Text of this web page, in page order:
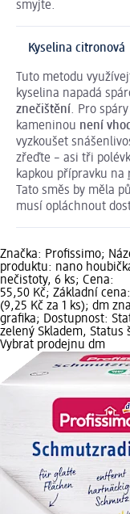
smyjte.
Kyselina citronová
Tuto metodu
kyselina napadá
znečištění. Pro
kameninou není
vyzkoušet
zřeďte – asi tři
kapkou přípravku na
Tato směs by měla
musí opláchnout
Značka: Profissimo;
produktu: nano
nečistoty, 6 ks; Cena:
55,50 Kč; Základní
(9,25 Kč za 1 ks); dm
grafika; Dostupnost:
zelený Skladem, Status
Vybrat prodejnu dm